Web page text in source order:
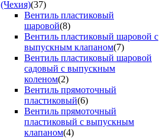
(Чехия)(37)
Вентиль пластиковый
шаровой(8)
Вентиль пластиковый шаровой с
выпускным клапаном(7)
Вентиль пластиковый шаровой
садовый с выпускным
коленом(2)
Вентиль прямоточный
пластиковый(6)
Вентиль прямоточный
пластиковый с выпускным
клапаном(4)